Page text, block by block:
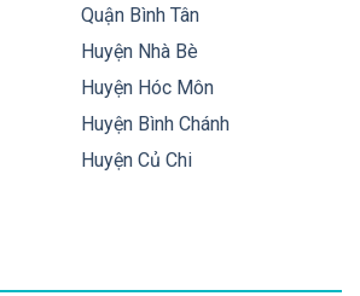
Quận Bình Tân
Huyện Nhà Bè
Huyện Hóc Môn
Huyện Bình Chánh
Huyện Củ Chi